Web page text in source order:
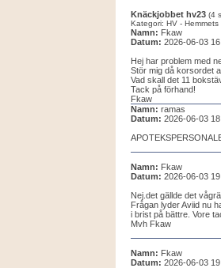
Knäckjobbet hv23 (4
Kategori: HV - Hemmets
Namn: Fkaw
Datum: 2026-06-03
Hej har problem med
Stör mig då korsordet
Vad skall det 11
Tack på förhand!
Fkaw
Namn: ramas
Datum: 2026-06-03
Namn: Fkaw
Datum: 2026-06-03
Nej.det gällde det
Frågan lyder Aviid nu
i brist på bättre. Vore
Mvh Fkaw
Namn: Fkaw
Datum: 2026-06-03